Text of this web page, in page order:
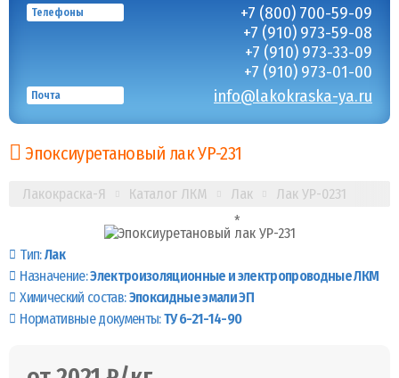
Телефоны
+7 (800) 700-59-09
+7 (910) 973-59-08
+7 (910) 973-33-09
+7 (910) 973-01-00
Почта info@lakokraska-ya.ru
Эпоксиуретановый лак УР-231
Лакокраска-Я Каталог ЛКМ Лак Лак УР-0231
Тип:Лак
Назначение:Электроизоляционные и электропроводные ЛКМ
Химический состав:Эпоксидные эмали ЭП
Нормативные документы:ТУ 6-21-14-90